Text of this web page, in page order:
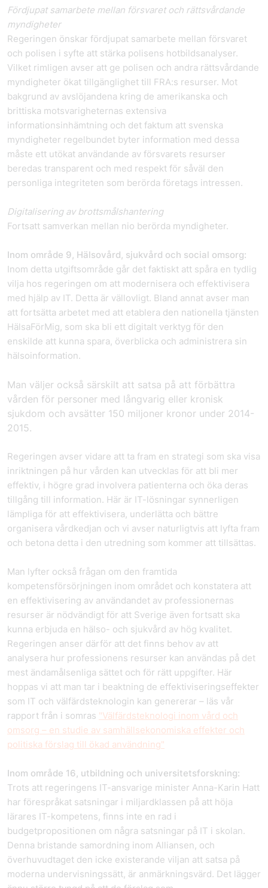
Fördjupat samarbete mellan försvaret och rättsvårdande
myndigheter
Regeringen önskar fördjupat samarbete mellan försvaret
och polisen i syfte att stärka polisens hotbildsanalyser.
Vilket rimligen avser att ge polisen och andra rättsvårdande
myndigheter ökat tillgänglighet till FRA:s resurser. Mot
bakgrund av avslöjandena kring de amerikanska och
brittiska motsvarigheternas extensiva
informationsinhämtning och det faktum att svenska
myndigheter regelbundet byter information med dessa
måste ett utökat användande av försvarets resurser
beredas transparent och med respekt för såväl den
personliga integriteten som berörda företags intressen.
Digitalisering av brottsmålshantering
Fortsatt samverkan mellan nio berörda myndigheter.
Inom område 9, Hälsovård, sjukvård och social omsorg:
Inom detta utgiftsområde går det faktiskt att spåra en tydlig
vilja hos regeringen om att modernisera och effektivisera
med hjälp av IT. Detta är vällovligt. Bland annat avser man
att fortsätta arbetet med att etablera den nationella tjänsten
HälsaFörMig, som ska bli ett digitalt verktyg för den
enskilde att kunna spara, överblicka och administrera sin
hälsoinformation.
Man väljer också särskilt att satsa på att förbättra
vården för personer med långvarig eller kronisk
sjukdom och avsätter 150 miljoner kronor under 2014-
2015.
Regeringen avser vidare att ta fram en strategi som ska visa
inriktningen på hur vården kan utvecklas för att bli mer
effektiv, i högre grad involvera patienterna och öka deras
tillgång till information. Här är IT-lösningar synnerligen
lämpliga för att effektivisera, underlätta och bättre
organisera vårdkedjan och vi avser naturligtvis att lyfta fram
och betona detta i den utredning som kommer att tillsättas.
Man lyfter också frågan om den framtida
kompetensförsörjningen inom området och konstatera att
en effektivisering av användandet av professionernas
resurser är nödvändigt för att Sverige även fortsatt ska
kunna erbjuda en hälso- och sjukvård av hög kvalitet.
Regeringen anser därför att det finns behov av att
analysera hur professionens resurser kan användas på det
mest ändamålsenliga sättet och för rätt uppgifter. Här
hoppas vi att man tar i beaktning de effektiviseringseffekter
som IT och välfärdsteknologin kan genererar – läs vår
rapport från i somras "Välfärdsteknologi inom vård och
omsorg – en studie av samhällsekonomiska effekter och
politiska förslag till ökad användning"
Inom område 16, utbildning och universitetsforskning:
Trots att regeringens IT-ansvarige minister Anna-Karin Hatt
har förespråkat satsningar i miljardklassen på att höja
lärares IT-kompetens, finns inte en rad i
budgetpropositionen om några satsningar på IT i skolan.
Denna bristande samordning inom Alliansen, och
överhuvudtaget den icke existerande viljan att satsa på
moderna undervisningssätt, är anmärkningsvärd. Det lägger